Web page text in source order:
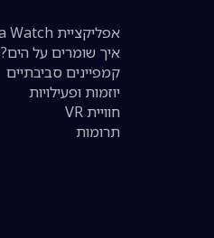
אפליקציית Sea Watch
איך שומרים על הים?
קמפיינים סביבתיים
יוזמות ופעילויות
חוויית VR
תרומות